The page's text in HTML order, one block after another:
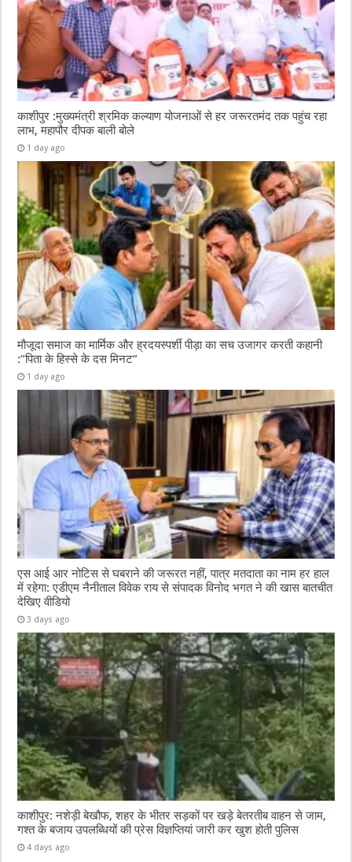
काशीपुर :मुख्यमंत्री श्रमिक कल्याण योजनाओं से हर जरूरतमंद तक पहुंच रहा
लाभ, महापौर दीपक बाली बोले
1 day ago
मौजूदा समाज का मार्मिक और ह्रदयस्पर्शी पीड़ा का सच उजागर करती कहानी
:”पिता के हिस्से के दस मिनट”
1 day ago
एस आई आर नोटिस से घबराने की जरूरत नहीं, पात्र मतदाता का नाम हर हाल
में रहेगा: एडीएम नैनीताल विवेक राय से संपादक विनोद भगत ने की खास बातचीत
देखिए वीडियो
3 days ago
काशीपुर: नशेड़ी बेखौफ, शहर के भीतर सड़कों पर खड़े बेतरतीब वाहन से जाम,
गश्त के बजाय उपलब्धियों की प्रेस विज्ञप्तियां जारी कर खुश होती पुलिस
4 days ago